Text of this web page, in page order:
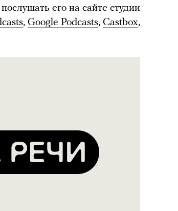
его на сайте студии
, Google Podcasts, Castbox,